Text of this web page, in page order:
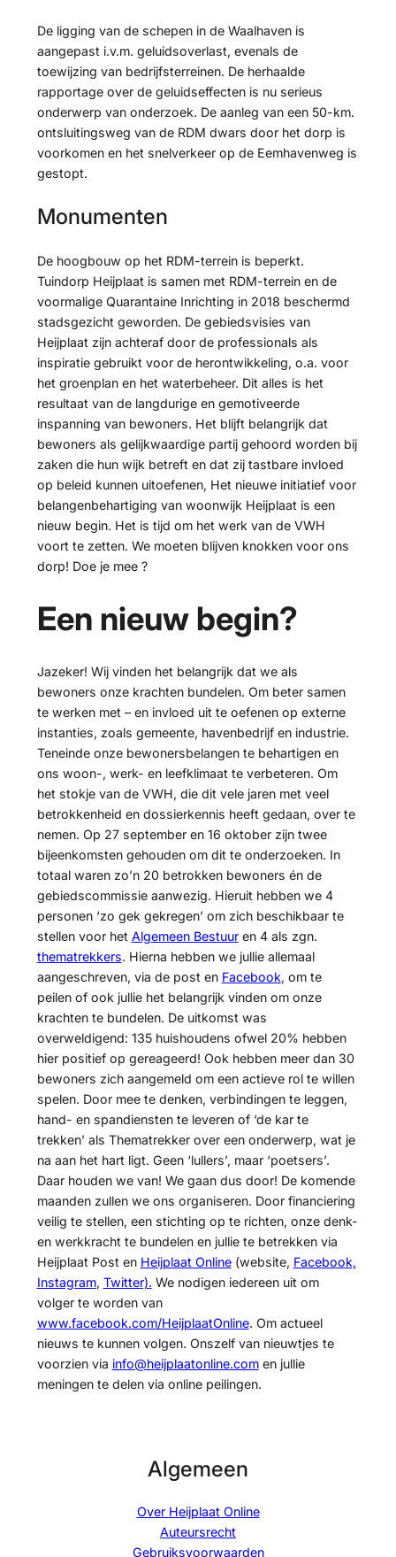
De ligging van de schepen in de Waalhaven is
aangepast i.v.m. geluidsoverlast, evenals de
toewijzing van bedrijfsterreinen. De herhaalde
rapportage over de geluidseffecten is nu serieus
onderwerp van onderzoek. De aanleg van een 50-km.
ontsluitingsweg van de RDM dwars door het dorp is
voorkomen en het snelverkeer op de Eemhavenweg is
gestopt.
Monumenten
De hoogbouw op het RDM-terrein is beperkt.
Tuindorp Heijplaat is samen met RDM-terrein en de
voormalige Quarantaine Inrichting in 2018 beschermd
stadsgezicht geworden. De gebiedsvisies van
Heijplaat zijn achteraf door de professionals als
inspiratie gebruikt voor de herontwikkeling, o.a. voor
het groenplan en het waterbeheer. Dit alles is het
resultaat van de langdurige en gemotiveerde
inspanning van bewoners. Het blijft belangrijk dat
bewoners als gelijkwaardige partij gehoord worden bij
zaken die hun wijk betreft en dat zij tastbare invloed
op beleid kunnen uitoefenen, Het nieuwe initiatief voor
belangenbehartiging van woonwijk Heijplaat is een
nieuw begin. Het is tijd om het werk van de VWH
voort te zetten. We moeten blijven knokken voor ons
dorp! Doe je mee ?
Een nieuw begin?
Jazeker! Wij vinden het belangrijk dat we als
bewoners onze krachten bundelen. Om beter samen
te werken met – en invloed uit te oefenen op externe
instanties, zoals gemeente, havenbedrijf en industrie.
Teneinde onze bewonersbelangen te behartigen en
ons woon-, werk- en leefklimaat te verbeteren. Om
het stokje van de VWH, die dit vele jaren met veel
betrokkenheid en dossierkennis heeft gedaan, over te
nemen. Op 27 september en 16 oktober zijn twee
bijeenkomsten gehouden om dit te onderzoeken. In
totaal waren zo’n 20 betrokken bewoners én de
gebiedscommissie aanwezig. Hieruit hebben we 4
personen ‘zo gek gekregen’ om zich beschikbaar te
stellen voor het Algemeen Bestuuren 4 als zgn.
thematrekkers. Hierna hebben we jullie allemaal
aangeschreven, via de post en Facebook, om te
peilen of ook jullie het belangrijk vinden om onze
krachten te bundelen. De uitkomst was
overweldigend: 135 huishoudens ofwel 20% hebben
hier positief op gereageerd! Ook hebben meer dan 30
bewoners zich aangemeld om een actieve rol te willen
spelen. Door mee te denken, verbindingen te leggen,
hand- en spandiensten te leveren of ‘de kar te
trekken’ als Thematrekker over een onderwerp, wat je
na aan het hart ligt. Geen ‘lullers’, maar ‘poetsers’.
Daar houden we van! We gaan dus door! De komende
maanden zullen we ons organiseren. Door financiering
veilig te stellen, een stichting op te richten, onze denk-
en werkkracht te bundelen en jullie te betrekken via
Heijplaat Post en Heijplaat Online(website, Facebook,
Instagram, Twitter). We nodigen iedereen uit om
volger te worden van
www.facebook.com/HeijplaatOnline. Om actueel
nieuws te kunnen volgen. Onszelf van nieuwtjes te
voorzien via info@heijplaatonline.comen jullie
meningen te delen via online peilingen.
Algemeen
Over Heijplaat Online
Auteursrecht
Gebruiksvoorwaarden